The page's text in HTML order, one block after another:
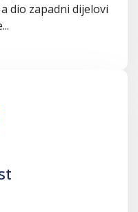
dio zapadni dijelovi